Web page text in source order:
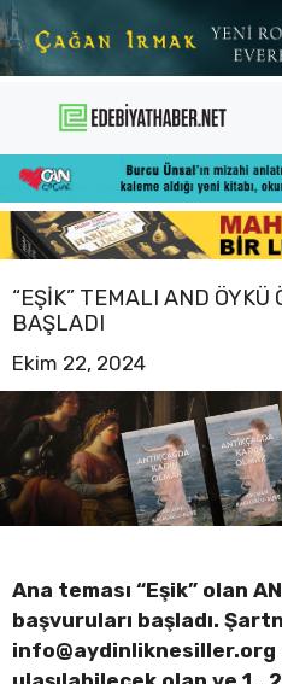
İçeriğe
atla
“EŞIK” TEMALI AND
BAŞLADI
Ekim 22, 2024
Ana teması “Eşik” olan
başvuruları başladı.
info@aydinliknesiller.org